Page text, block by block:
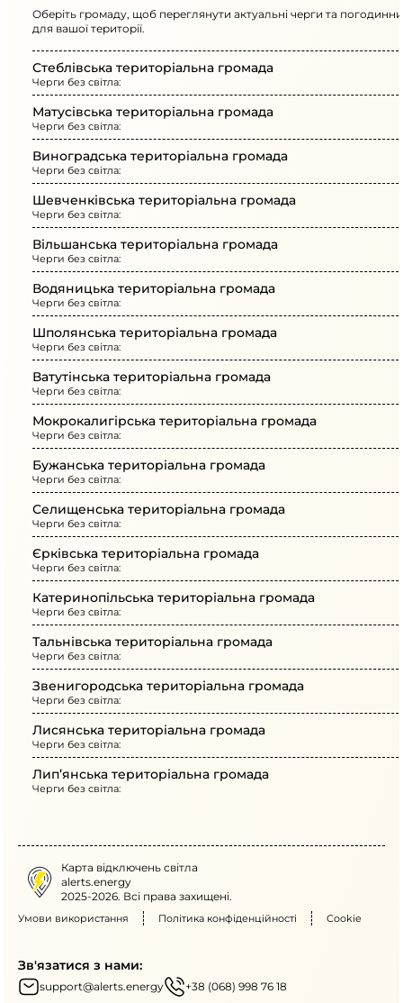
Оберіть громаду, щоб переглянути актуальні черги та
для вашої території.
Стеблівська територіальна громада
Черги без світла:
Матусівська територіальна громада
Черги без світла:
Виноградська територіальна громада
Черги без світла:
Шевченківська територіальна громада
Черги без світла:
Вільшанська територіальна громада
Черги без світла:
Водяницька територіальна громада
Черги без світла:
Шполянська територіальна громада
Черги без світла:
Ватутінська територіальна громада
Черги без світла:
Мокрокалигірська територіальна громада
Черги без світла:
Бужанська територіальна громада
Черги без світла:
Селищенська територіальна громада
Черги без світла:
Єрківська територіальна громада
Черги без світла:
Катеринопільська територіальна громада
Черги без світла:
Тальнівська територіальна громада
Черги без світла:
Звенигородська територіальна громада
Черги без світла:
Лисянська територіальна громада
Черги без світла:
Лип’янська територіальна громада
Черги без світла:
Карта відключень світла
alerts.energy
2025-2026. Всі права захищені.
Умови використання Політика конфіденційності Cookie
Зв'язатися з нами:
support@alerts.energy +38 (068) 998 76 18